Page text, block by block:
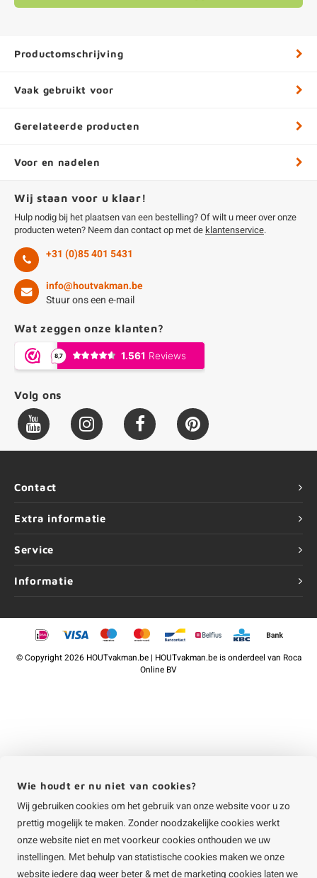
Productomschrijving
Vaak gebruikt voor
Gerelateerde producten
Voor en nadelen
Wij staan voor u klaar!
Hulp nodig bij het plaatsen van een bestelling? Of wilt u meer over onze
producten weten? Neem dan contact op met de klantenservice.
+31 (0)85 401 5431
info@houtvakman.be
Stuur ons een e-mail
Wat zeggen onze klanten?
Volg ons
Contact
Extra informatie
Service
Informatie
©Copyright2026 HOUTvakman.be | HOUTvakman.be is onderdeel van Roca
Online BV
Wie houdt er nu niet van cookies?
Wij gebruiken cookies om het gebruik van onze website voor u zo
prettig mogelijk te maken. Zonder noodzakelijke cookies werkt
onze website niet en met voorkeur cookies onthouden we uw
instellingen. Met behulp van statistische cookies maken we onze
website iedere dag weer beter & met de marketing cookies laten we